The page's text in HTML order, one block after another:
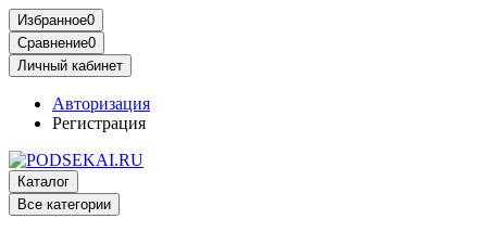
Избранное0
Сравнение0
Личный кабинет
Авторизация
Регистрация
Каталог
Все категории